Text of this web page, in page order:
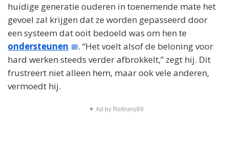
huidige generatie ouderen in toenemende mate het
gevoel zal krijgen dat ze worden gepasseerd door
een systeem dat ooit bedoeld was om hen te
ondersteunen
. “Het voelt alsof de beloning voor
hard werken steeds verder afbrokkelt,” zegt hij. Dit
frustreert niet alleen hem, maar ook vele anderen,
vermoedt hij.
▼ Ad by Refinery89